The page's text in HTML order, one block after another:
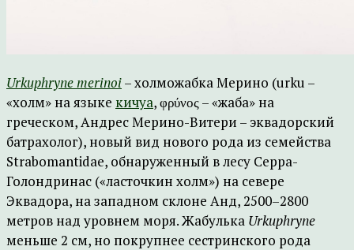
Urkuphryne merinoi– холможабка Мерино (urku –
«холм» на языке кичуа, φρύνος – «жаба» на
греческом, Андрес Мерино-Витери – эквадорский
батрахолог), новый вид нового рода из семейства
Strabomantidae, обнаруженный в лесу Серра-
Голондринас («ласточкин холм») на севере
Эквадора, на западном склоне Анд, 2500–2800
метров над уровнем моря. Жабулька Urkuphryne
меньше 2 см, но покрупнее сестринского рода